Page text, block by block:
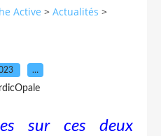
Active > Actualités >
…
sur ces deux